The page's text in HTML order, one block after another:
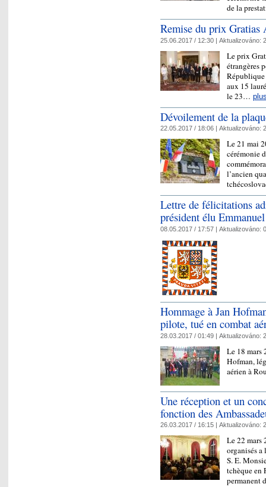
de la
Remise du prix Gratias
25.06.2017 / 12:30 | Aktualizováno:
Le prix
étrangères
République
aux 15
le 23…
Dévoilement de la
22.05.2017 / 18:06 | Aktualizováno:
Le 21 mai
cérémonie
l’ancien
Lettre de félicitations
président élu
08.05.2017 / 17:57 | Aktualizováno:
Hommage à Jan
pilote, tué en combat
28.03.2017 / 01:49 | Aktualizováno:
Le 18 mars
Hofman,
aérien à
Une réception et un
fonction des
26.03.2017 / 16:15 | Aktualizováno:
Le 22 mars
organisés a
S. E.
tchèque en